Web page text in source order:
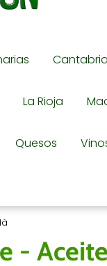
Cantabria
La Rioja
Quesos
-